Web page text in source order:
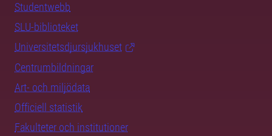
Studentwebb
SLU-biblioteket
Universitetsdjursjukhuset
Centrumbildningar
Art- och miljödata
Officiell statistik
Fakulteter och institutioner